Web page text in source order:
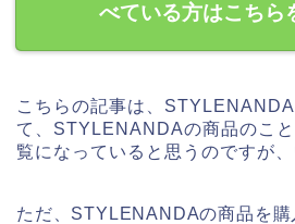
べている方はこちら
こちらの記事は、
て、STYLENANDAの商品のこ
覧になっていると思うのですが
ただ、STYLENANDAの商品を購